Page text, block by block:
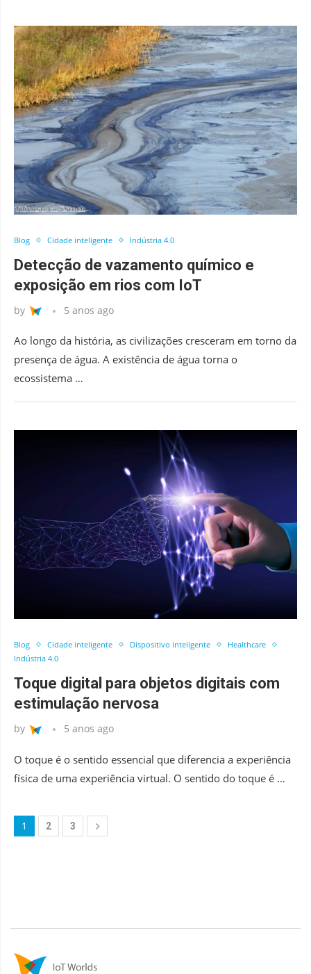
Blog Cidade inteligente Indústria 4.0
Detecção de vazamento químico e
exposição em rios com IoT
by 5 anos ago
Ao longo da história, as civilizações cresceram em torno da
presença de água. A existência de água torna o
ecossistema …
Blog Cidade inteligente Dispositivo inteligente
Healthcare
Indústria 4.0
Toque digital para objetos digitais com
estimulação nervosa
by 5 anos ago
O toque é o sentido essencial que diferencia a experiência
física de uma experiência virtual. O sentido do toque é …
1 2 3